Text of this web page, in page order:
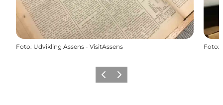
Foto: Udvikling Assens - VisitAssens Foto:
ZurückWeiter